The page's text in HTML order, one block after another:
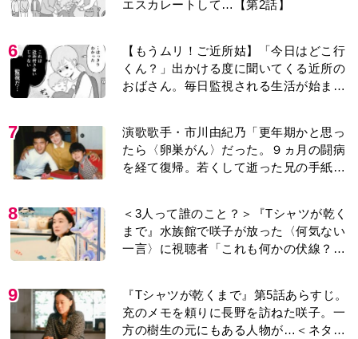
エスカレートして…【第2話】
6
【もうムリ！ご近所姑】「今日はどこ行
くん？」出かける度に聞いてくる近所の
おばさん。毎日監視される生活が始ま
7
演歌歌手・市川由紀乃「更年期かと思っ
たら〈卵巣がん〉だった。９ヵ月の闘病
を経て復帰。若くして逝った兄の手紙を
8
＜3人って誰のこと？＞『Tシャツが乾く
まで』水族館で咲子が放った〈何気ない
一言〉に視聴者「これも何かの伏線？」
9
『Tシャツが乾くまで』第5話あらすじ。
充のメモを頼りに長野を訪ねた咲子。一
方の樹生の元にもある人物が…＜ネタバ